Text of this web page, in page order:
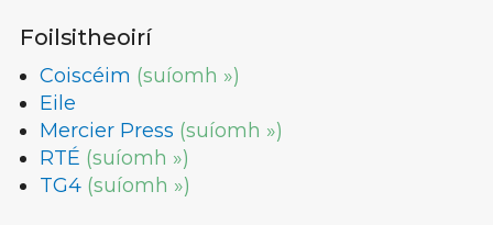
Foilsitheoirí
Coiscéim (suíomh »)
Eile
Mercier Press (suíomh »)
RTÉ (suíomh »)
TG4 (suíomh »)